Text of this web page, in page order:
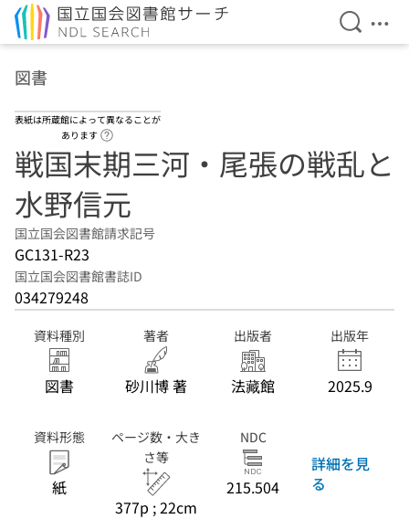
検索を
メ
図書
表紙は所蔵館によって異なることが
あります
戦国末期三河・尾張の戦乱と
水野信元
国立国会図書館請求記号
GC131-R23
国立国会図書館書誌ID
034279248
資料種別
図書
著者
砂川博 著
出版者
法藏館
出版年
2025.9
資料形態
紙
ページ数・大き
さ等
377p ; 22cm
NDC
215.504
詳細を見
る